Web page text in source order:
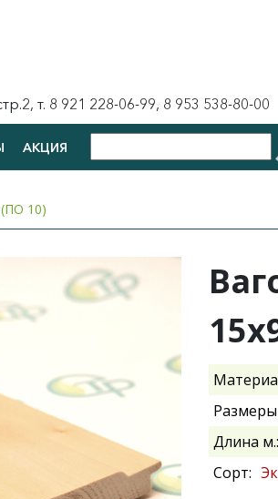
т. 8 921 228-06-99, 8 953 538-80-00
АКЦИЯ
10)
Длина м.:
Сорт: